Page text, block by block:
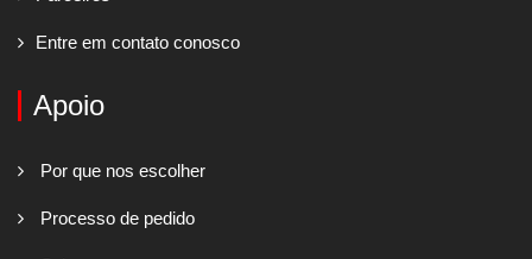
Entre em contato conosco
Apoio
Por que nos escolher
Processo de pedido